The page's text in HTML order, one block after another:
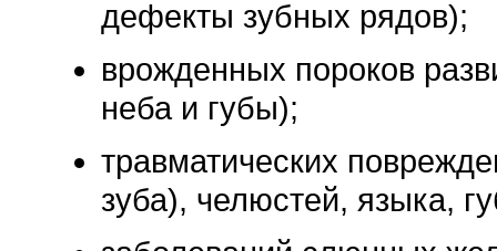
дефекты зубных рядов);
врожденных пороков
неба и губы);
травматических
зуба), челюстей, языка,